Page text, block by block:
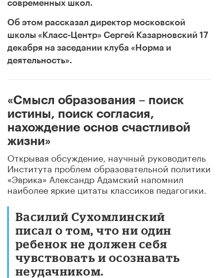
современных школ.
Об этом рассказал директор московской
школы «Класс-Центр» Сергей Казарновский 17
декабря на заседании клуба «Норма и
деятельность».
«Смысл образования – поиск
истины, поиск согласия,
нахождение основ счастливой
жизни»
Открывая обсуждение, научный руководитель
Института проблем образовательной политики
«Эврика» Александр Адамский напомнил
наиболее яркие цитаты классиков педагогики.
Василий Cухомлинский
писал о том, что ни один
ребенок не должен себя
чувствовать и осознавать
неудачником.